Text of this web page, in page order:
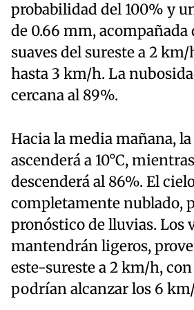
probabilidad del 100% y
de 0.66 mm, acompañada
suaves del sureste a 2
hasta 3 km/h. La
cercana al 89%.
Hacia la media mañana,
ascenderá a 10°C,
descenderá al 86%. El
completamente nublado,
pronóstico de lluvias. Los
mantendrán ligeros,
este-sureste a 2 km/h,
podrían alcanzar los 6